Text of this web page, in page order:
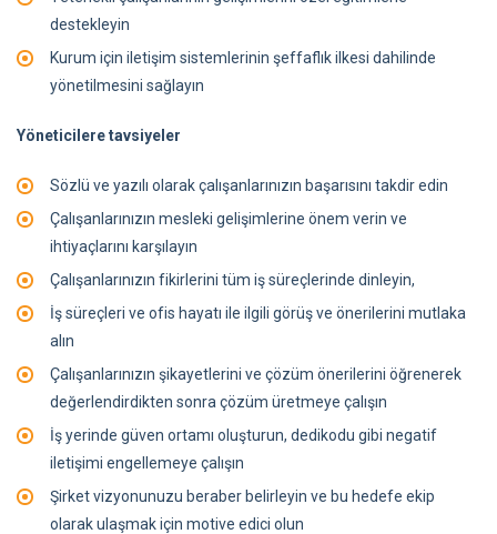
destekleyin
Kurum için iletişim sistemlerinin şeffaflık ilkesi dahilinde
yönetilmesini sağlayın
Yöneticilere tavsiyeler
Sözlü ve yazılı olarak çalışanlarınızın başarısını takdir edin
Çalışanlarınızın mesleki gelişimlerine önem verin ve
ihtiyaçlarını karşılayın
Çalışanlarınızın fikirlerini tüm iş süreçlerinde dinleyin,
İş süreçleri ve ofis hayatı ile ilgili görüş ve önerilerini mutlaka
alın
Çalışanlarınızın şikayetlerini ve çözüm önerilerini öğrenerek
değerlendirdikten sonra çözüm üretmeye çalışın
İş yerinde güven ortamı oluşturun, dedikodu gibi negatif
iletişimi engellemeye çalışın
Şirket vizyonunuzu beraber belirleyin ve bu hedefe ekip
olarak ulaşmak için motive edici olun